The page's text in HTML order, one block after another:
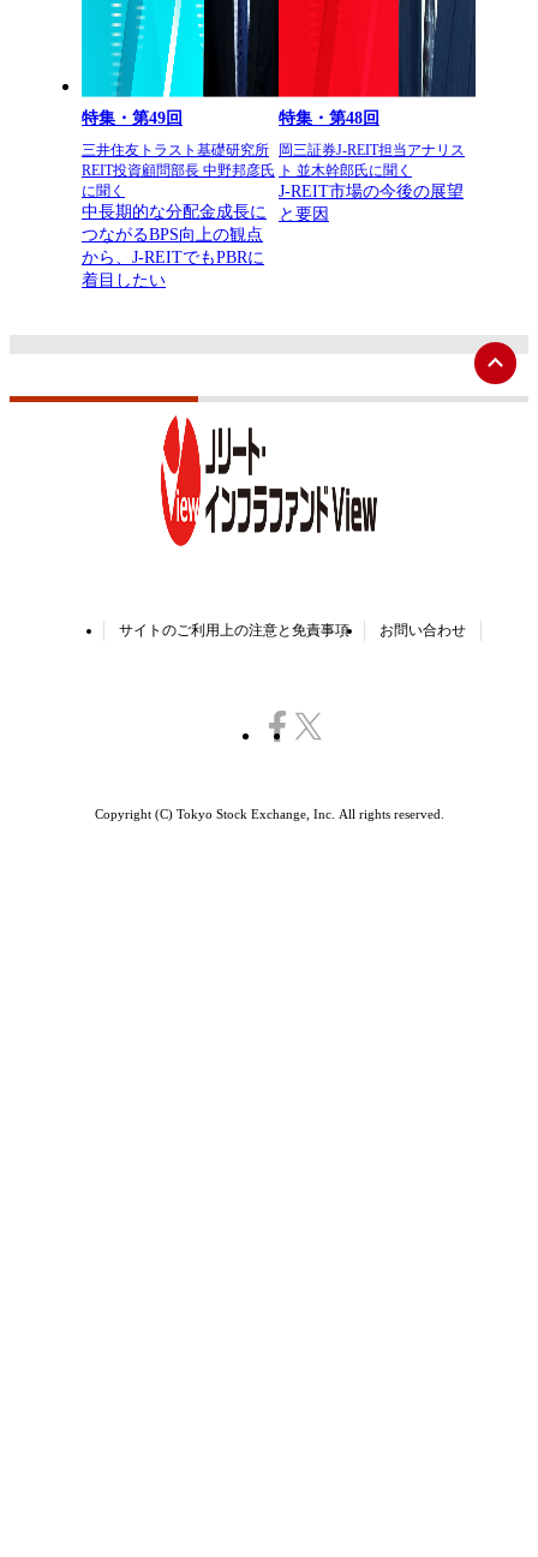
特集・第49回
三井住友トラスト基礎研究所
REIT投資顧問部長 中野邦彦氏
に聞く
中長期的な分配金成長に
つながるBPS向上の観点
から、J-REITでもPBRに
着目したい
特集・第48回
岡三証券J-REIT担当アナリス
ト 並木幹郎氏に聞く
J-REIT市場の今後の展望
と要因
ペ
ー
ジ
サイトのご利用上の注意と免責事項 お問い合わせ
Copyright (C) Tokyo Stock Exchange, Inc. All rights reserved.